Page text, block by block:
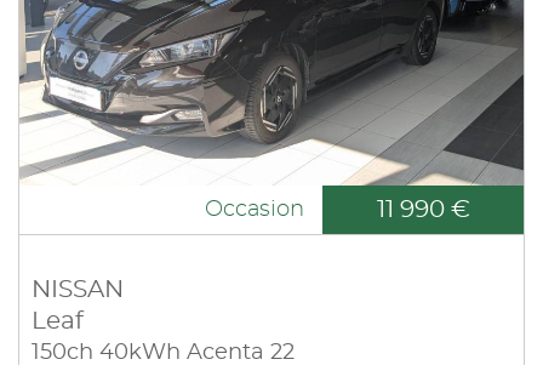
Occasion 11 990 €
NISSAN
Leaf
150ch 40kWh Acenta 22